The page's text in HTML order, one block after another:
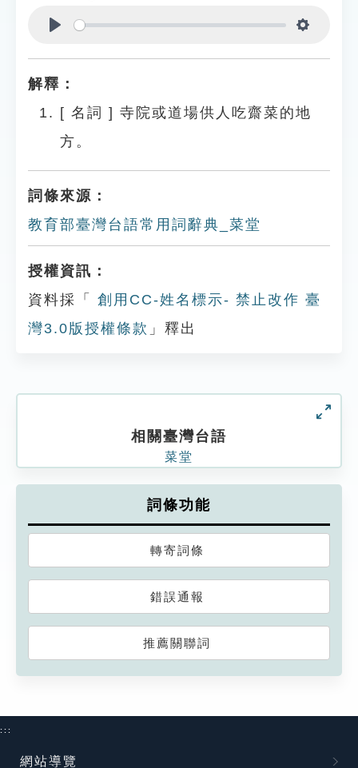
遊戲專區
貓頭鷹博士
解釋：
[ 名詞 ] 寺院或道場供人吃齋菜的地
方。
詞條來源：
教育部臺灣台語常用詞辭典_菜堂
授權資訊：
資料採「
創用CC-姓名標示- 禁止改作 臺
灣3.0版授權條款 」釋出
相關臺灣台語
菜堂
詞條功能
轉寄詞條
錯誤通報
推薦關聯詞
:::
網站導覽